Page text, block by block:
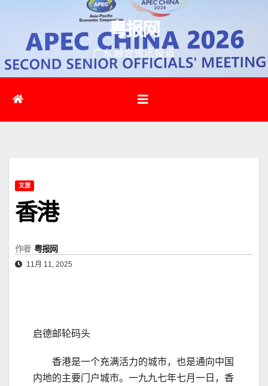
容
粤报网
广东融合资讯报道
文旅
香港
作者 粤报网
11月 11, 2025
启德邮轮码头
香港是一个充满活力的城市，也是通向中国
内地的主要门户城市。一九九七年七月一日，香